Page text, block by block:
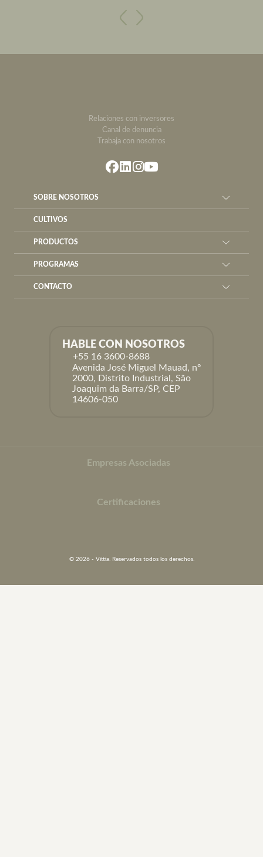
AnteriorPróximo
Relaciones con inversores
Canal de denuncia
Trabaja con nosotros
SOBRE NOSOTROS
CULTIVOS
PRODUCTOS
PROGRAMAS
CONTACTO
HABLE CON NOSOTROS
+55 16 3600-8688
Avenida José Miguel Mauad, nº
2000, Distrito Industrial, São
Joaquim da Barra/SP, CEP
14606-050
Empresas Asociadas
Certificaciones
© 2026 - Vittia. Reservados todos los derechos.